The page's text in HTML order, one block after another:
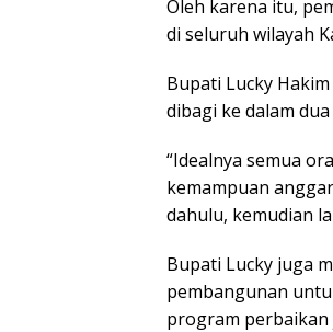
Oleh karena itu,
di seluruh wilayah
Bupati Lucky
dibagi ke dalam
“Idealnya semua
kemampuan
dahulu, kemudian
Bupati Lucky juga
pembangunan
program